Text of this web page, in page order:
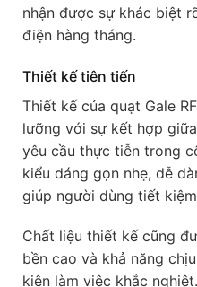
nhận được sự khác biệt
điện hàng tháng.
Thiết kế tiên tiến
Thiết kế của quạt Gale
lưỡng với sự kết hợp
yêu cầu thực tiễn trong
kiểu dáng gọn nhẹ, dễ
giúp người dùng tiết
Chất liệu thiết kế cũng
bền cao và khả năng
kiện làm việc khắc